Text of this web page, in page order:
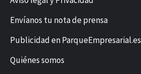
Envíanos tu nota de prensa
Publicidad en ParqueEmpresarial.es
Quiénes somos